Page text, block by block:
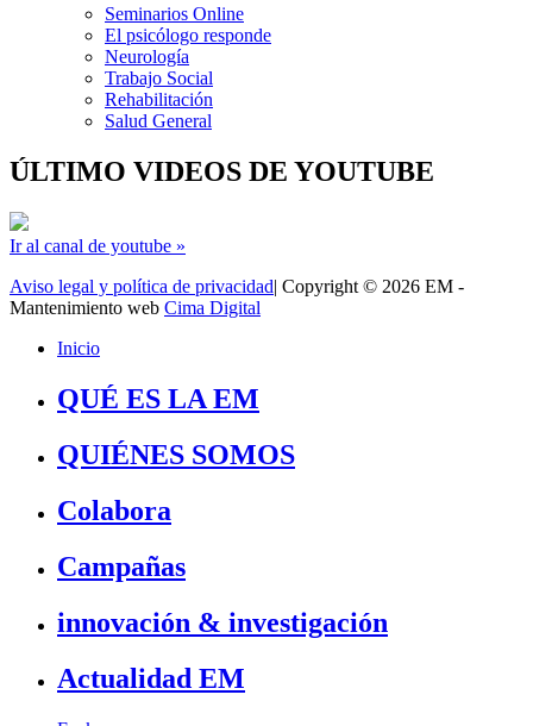
Seminarios Online
El psicólogo responde
Neurología
Trabajo Social
Rehabilitación
Salud General
ÚLTIMO VIDEOS DE YOUTUBE
Ir al canal de youtube »
Aviso legal y política de privacidad| Copyright © 2026 EM -
Mantenimiento web Cima Digital
Inicio
QUÉ ES LA EM
QUIÉNES SOMOS
Colabora
Campañas
innovación & investigación
Actualidad EM